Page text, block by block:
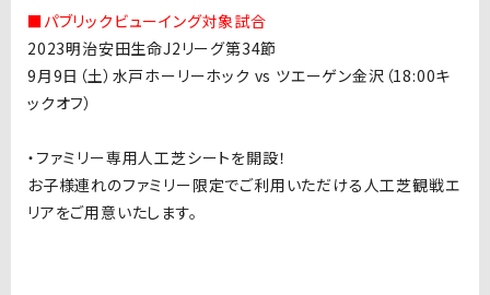
■パブリックビューイング対象試合
2023明治安田生命J2リーグ第34節
9月9日（土）水戸ホーリーホック vs ツエーゲン金沢（18:00キ
ックオフ）
・ファミリー専用人工芝シートを開設！
お子様連れのファミリー限定でご利用いただける人工芝観戦エ
リアをご用意いたします。